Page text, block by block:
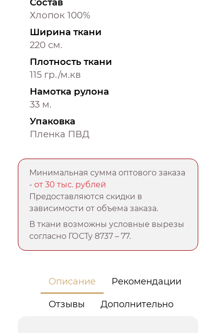
Состав
Хлопок 100%
Ширина ткани
220 см.
Плотность ткани
115 гр./м.кв
Намотка рулона
33 м.
Упаковка
Пленка ПВД
Минимальная сумма оптового заказа
-от 30 тыс. рублей
Предоставляются скидки в
зависимости от объема заказа.
В ткани возможны условные вырезы
согласно ГОСТу 8737 – 77.
Описание Рекомендации
Отзывы Дополнительно